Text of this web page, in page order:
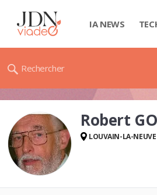
IA NEWS
Rechercher
Robert
LOUVAIN-LA-NEUVE